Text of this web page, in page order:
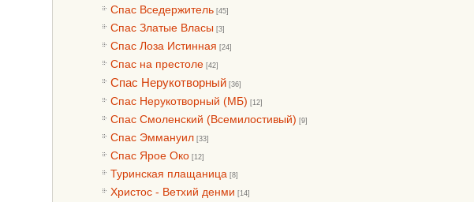
Спас Вседержитель [45]
Спас Златые Власы [3]
Спас Лоза Истинная [24]
Спас на престоле [42]
Спас Нерукотворный [36]
Спас Нерукотворный (МБ) [12]
Спас Смоленский (Всемилостивый) [9]
Спас Эммануил [33]
Спас Ярое Око [12]
Туринская плащаница [8]
Христос - Ветхий денми [14]